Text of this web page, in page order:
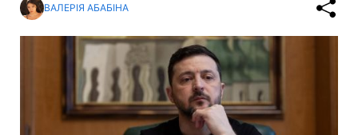
ВАЛЕРІЯ АБАБІНА